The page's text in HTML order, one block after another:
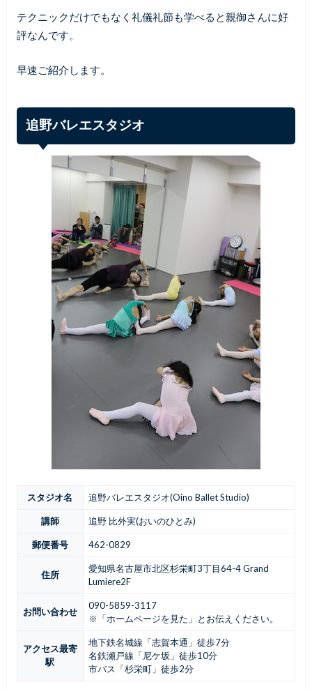
テクニックだけでもなく礼儀礼節も学べると親御さんに好
評なんです。
早速ご紹介します。
追野バレエスタジオ
スタジオ名 追野バレエスタジオ(Oino Ballet Studio)
講師 追野 比外実(おいのひとみ)
郵便番号 462-0829
住所
愛知県名古屋市北区杉栄町3丁目64-4 Grand
Lumiere2F
お問い合わせ
090-5859-3117
※「ホームページを見た」とお伝えください。
アクセス最寄
駅
地下鉄名城線「志賀本通」徒歩7分
名鉄瀬戸線「尼ケ坂」徒歩10分
市バス「杉栄町」徒歩2分